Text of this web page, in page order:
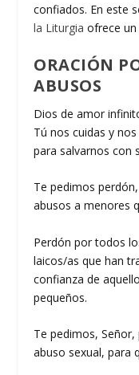
confiados. En este
la Liturgia ofrece
ORACIÓN
ABUSOS
Dios de amor
Tú nos cuidas y
para salvarnos con
Te pedimos
abusos a menores
Perdón por todos
laicos/as que han
confianza de
pequeños.
Te pedimos,
abuso sexual, para